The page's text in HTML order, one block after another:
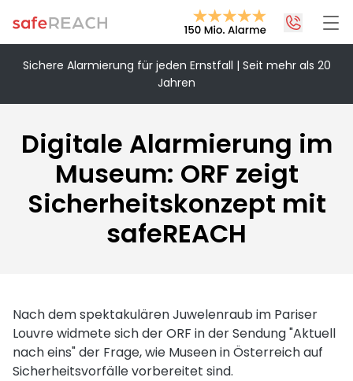
Zum Kontaktformular
Montag bis Donnerstag:
09:00 - 12:30 Uhr & 13:30 - 17:00 Uhr
Freitag:
Sichere Alarmierung für jeden Ernstfall | Seit mehr als 20
Jahren
Digitale Alarmierung im
Museum: ORF zeigt
Sicherheitskonzept mit
safeREACH
Nach dem spektakulären Juwelenraub im Pariser
Louvre widmete sich der ORF in der Sendung "Aktuell
nach eins" der Frage, wie Museen in Österreich auf
Sicherheitsvorfälle vorbereitet sind.